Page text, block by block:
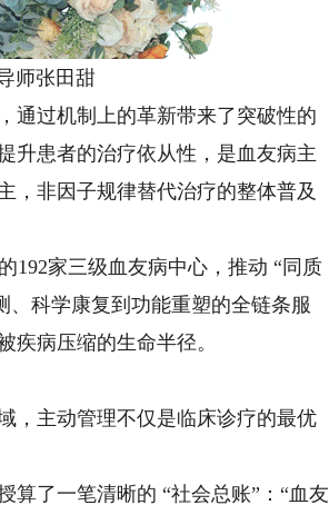
师张田甜
过机制上的革新带来了突破性的
升患者的治疗依从性，是血友病主
，非因子规律替代治疗的整体普及
家三级血友病中心，推动 “同质
科学康复到功能重塑的全链条服
疾病压缩的生命半径。
主动管理不仅是临床诊疗的最优
了一笔清晰的 “社会总账”：“血友